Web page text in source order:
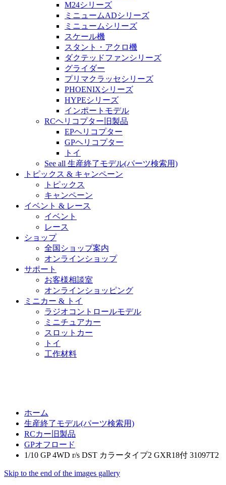
M24シリーズ
ミニュームADシリーズ
ミニュームシリーズ
スケール機
スタント・アクロ機
ダクテッドファンシリーズ
グライダー
プリマクラッセシリーズ
PHOENIXシリーズ
HYPEシリーズ
インポートモデル
RCヘリコプター旧製品
EPヘリコプター
GPヘリコプター
トイ
See all 生産終了モデル(パーツ検索用)
トピックス & キャンペーン
トピックス
キャンペーン
イベント & レース
イベント
レース
ショップ
全国ショップ案内
オンラインショップ
サポート
お客様相談室
オンラインショッピング
ミニカー & トイ
ラジオコントロールモデル
ミニチュアカー
スロットカー
トイ
工作材料
ホーム
生産終了モデル(パーツ検索用)
RCカー旧製品
GPオフロード
1/10 GP 4WD r/s DST カラータイプ2 GXR18付 31097T2
Skip to the end of the images gallery